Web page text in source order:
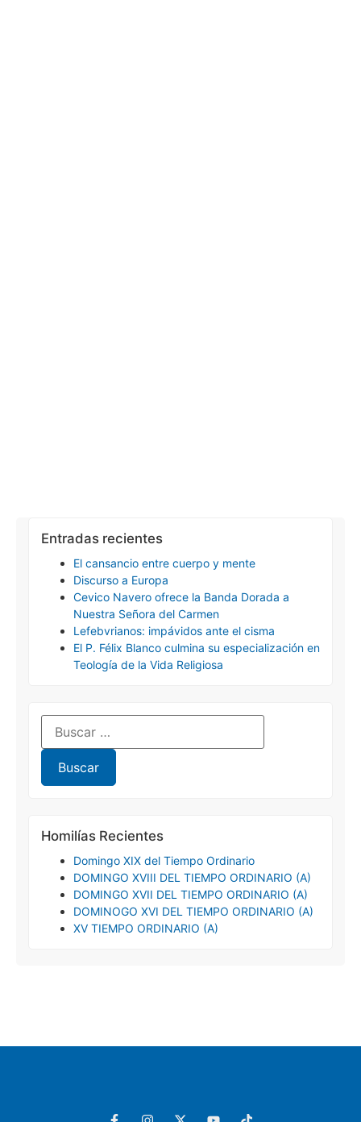
Entradas recientes
El cansancio entre cuerpo y mente
Discurso a Europa
Cevico Navero ofrece la Banda Dorada a
Nuestra Señora del Carmen
Lefebvrianos: impávidos ante el cisma
El P. Félix Blanco culmina su especialización en
Teología de la Vida Religiosa
Homilías Recientes
Domingo XIX del Tiempo Ordinario
DOMINGO XVIII DEL TIEMPO ORDINARIO (A)
DOMINGO XVII DEL TIEMPO ORDINARIO (A)
DOMINOGO XVI DEL TIEMPO ORDINARIO (A)
XV TIEMPO ORDINARIO (A)